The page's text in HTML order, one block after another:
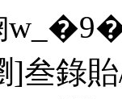
錄貽